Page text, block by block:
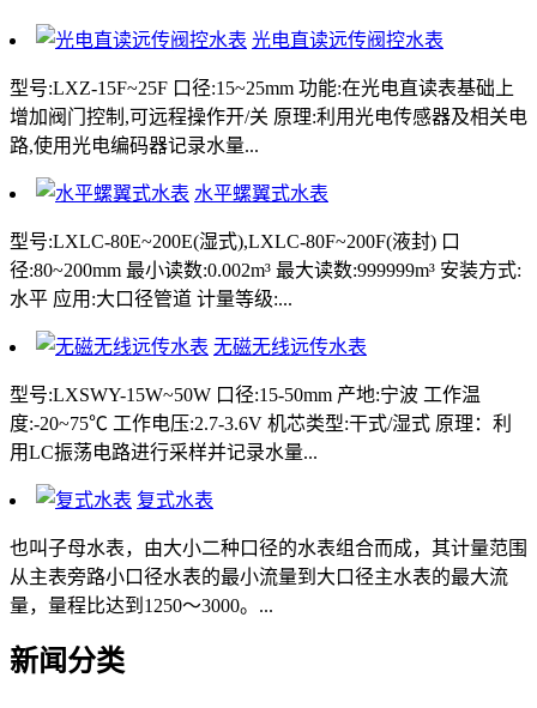
光电直读远传阀控水表
型号:LXZ-15F~25F 口径:15~25mm 功能:在光电直读表基础上
增加阀门控制,可远程操作开/关 原理:利用光电传感器及相关电
路,使用光电编码器记录水量...
水平螺翼式水表
型号:LXLC-80E~200E(湿式),LXLC-80F~200F(液封) 口
径:80~200mm 最小读数:0.002m³ 最大读数:999999m³ 安装方式:
水平 应用:大口径管道 计量等级:...
无磁无线远传水表
型号:LXSWY-15W~50W 口径:15-50mm 产地:宁波 工作温
度:-20~75℃ 工作电压:2.7-3.6V 机芯类型:干式/湿式 原理：利
用LC振荡电路进行采样并记录水量...
复式水表
也叫子母水表，由大小二种口径的水表组合而成，其计量范围
从主表旁路小口径水表的最小流量到大口径主水表的最大流
量，量程比达到1250～3000。...
新闻分类